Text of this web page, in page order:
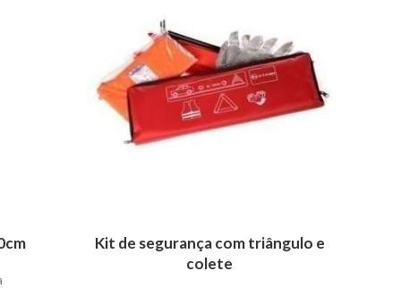
Kit de segurança com triângulo e
colete